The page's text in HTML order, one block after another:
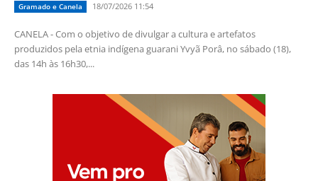
Gramado e Canela 18/07/2026 11:54
CANELA - Com o objetivo de divulgar a cultura e artefatos
produzidos pela etnia indígena guarani Yvyã Porâ, no sábado (18),
das 14h às 16h30,...